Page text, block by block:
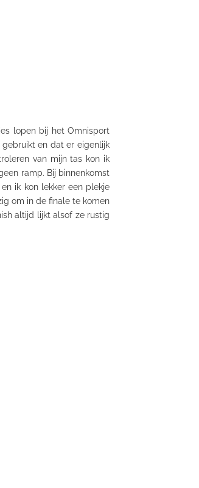
lopen bij het Omnisport
gebruikt en dat er eigenlijk
van mijn tas kon ik
ramp. Bij binnenkomst
ik kon lekker een plekje
om in de finale te komen
altijd lijkt alsof ze rustig